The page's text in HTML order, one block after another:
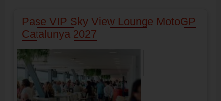
Pase VIP Sky View Lounge MotoGP
Catalunya 2027